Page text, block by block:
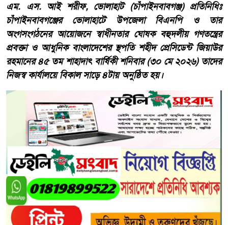
এম. এস. আই শরীফ, ভোলাহাট (চাঁপাইনবাবগঞ্জ) প্রতিনিধিঃ
চাঁপাইনবাবগঞ্জের ভোলাহাটে উপজেলা বিএনপি ও তার
অংগসংগঠনের আয়োজনে স্বাধীনতার ঘোষক বহুদলীয় গণতন্ত্রের
প্রবক্তা ও আধুনিক বাংলাদেশের স্থপতি শহীদ প্রেসিডেন্ট জিয়াউর
রহমানের ৪৫ তম শাহাদাৎ বার্ষিকী শনিবার (৩০ মে ২০২৬) তাদের
নিজস্ব কার্যালয়ে বিকাল সাড়ে ৪টায় অনুষ্ঠিত হয়।